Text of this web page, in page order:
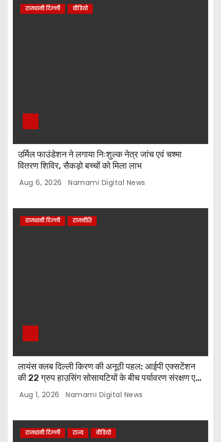
राजधानी दिल्ली वीडियो
उर्मिल फाउंडेशन ने लगाया निःशुल्क नेत्र जांच एवं चश्मा
वितरण शिविर, सैकड़ो बच्चों को मिला लाभ
Aug 6, 2026 Namami Digital News
राजधानी दिल्ली राजनीति
लायंस क्लब दिल्ली किरण की अनूठी पहल: आईपी एक्सटेंशन
की 22 ग्रुप हाउसिंग सोसायटियों के बीच पर्यावरण संरक्षण एवं
पौधारोपण प्रतियोगिता, संयोजक लायन सुरेश बिंदल की अहम
भूमिका
Aug 1, 2026 Namami Digital News
राजधानी दिल्ली राज्य वीडियो